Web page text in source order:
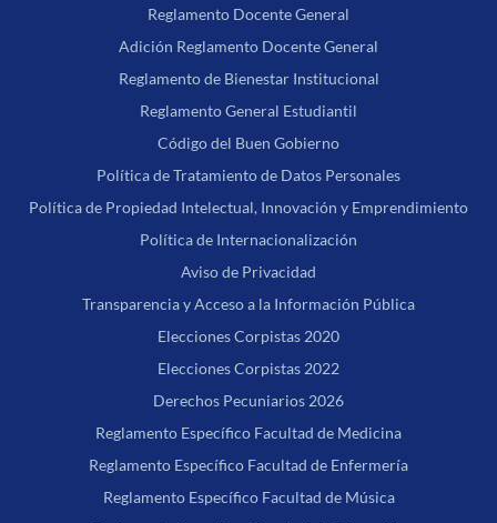
Reglamento Docente General
Adición Reglamento Docente General
Reglamento de Bienestar Institucional
Reglamento General Estudiantil
Código del Buen Gobierno
Política de Tratamiento de Datos Personales
Política de Propiedad Intelectual, Innovación y Emprendimiento
Política de Internacionalización
Aviso de Privacidad
Transparencia y Acceso a la Información Pública
Elecciones Corpistas 2020
Elecciones Corpistas 2022
Derechos Pecuniarios 2026
Reglamento Específico Facultad de Medicina
Reglamento Específico Facultad de Enfermería
Reglamento Específico Facultad de Música